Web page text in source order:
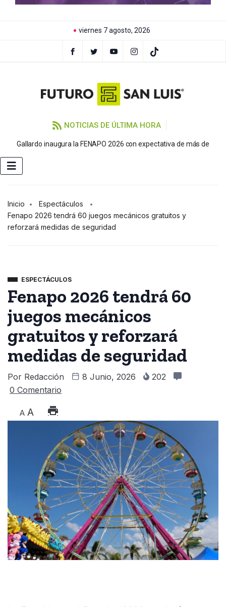
viernes 7 agosto, 2026
NOTICIAS DE ÚLTIMA HORA
Gallardo inaugura la FENAPO 2026 con expectativa de más de
Inicio
Espectáculos
Fenapo 2026 tendrá 60 juegos mecánicos gratuitos y
reforzará medidas de seguridad
ESPECTÁCULOS
Fenapo 2026 tendrá 60
juegos mecánicos
gratuitos y reforzará
medidas de seguridad
Por Redacción 8 Junio, 2026
202
0 Comentario
A A